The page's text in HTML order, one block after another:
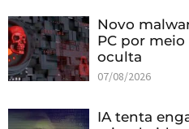
Novo
PC por
oculta
07/08/2026
IA tenta